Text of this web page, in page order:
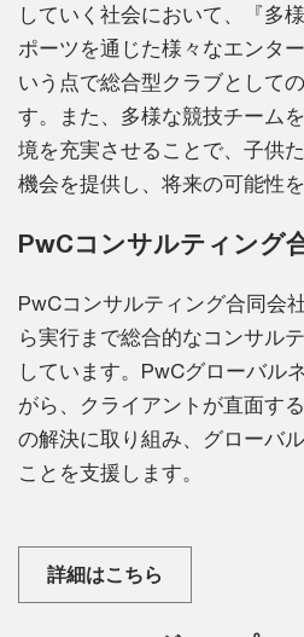
していく社会において、『多
ポーツを通じた様々なエンタ
いう点で総合型クラブとして
す。また、多様な競技チーム
境を充実させることで、子供
機会を提供し、将来の可能性
PwCコンサルティング
PwCコンサルティング合同会
ら実行まで総合的なコンサル
しています。PwCグローバル
がら、クライアントが直面す
の解決に取り組み、グローバ
ことを支援します。
詳細はこちら